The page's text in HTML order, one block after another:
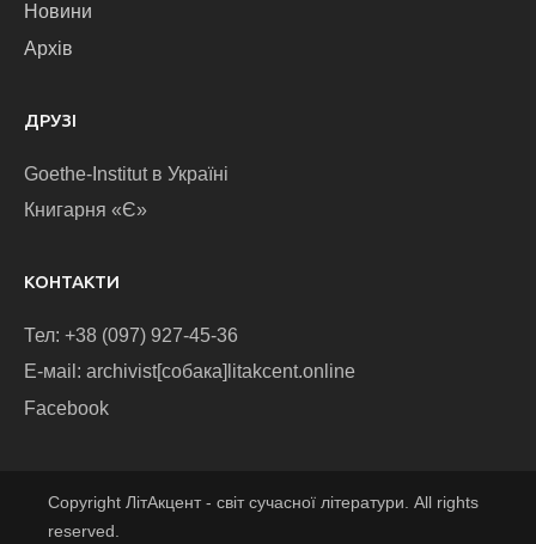
Новини
Архів
ДРУЗІ
Goethe-Institut в Україні
Книгарня «Є»
КОНТАКТИ
Тел: +38 (097) 927-45-36
E-маіl: archivist[собака]litakcent.online
Facebook
Copyright ЛітАкцент - світ сучасної літератури. All rights
reserved.